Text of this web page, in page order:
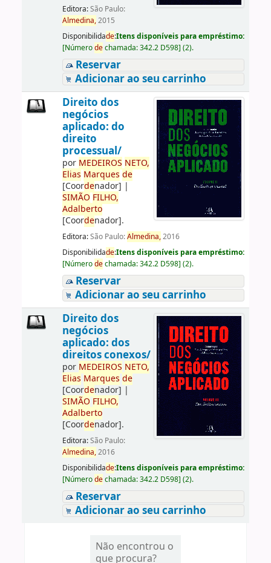
Editora:São Paulo:
Almedina,2015
Disponibilidade:Itens disponíveis para empréstimo:
[Númerodechamada:342.2 D598] (2).
Reservar
Adicionar ao seu carrinho
Direito dos
negócios
aplicado: do
direito
processual/
por MEDEIROS NETO,
Elias Marques de
[Coordenador] |
SIMÃO FILHO,
Adalberto
[Coordenador].
Editora:São Paulo:Almedina,2016
Disponibilidade:Itens disponíveis para empréstimo:
[Númerodechamada:342.2 D598] (2).
Reservar
Adicionar ao seu carrinho
Direito dos
negócios
aplicado: dos
direitos conexos/
por MEDEIROS NETO,
Elias Marques de
[Coordenador] |
SIMÃO FILHO,
Adalberto
[Coordenador].
Editora:São Paulo:
Almedina,2016
Disponibilidade:Itens disponíveis para empréstimo:
[Númerodechamada:342.2 D598] (2).
Reservar
Adicionar ao seu carrinho
Não encontrou o
que procura?